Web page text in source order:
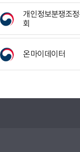
개인정보분쟁조
회
온마이데이터